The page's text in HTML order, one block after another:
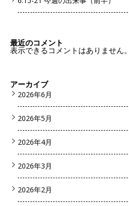
最近のコメント
表示できるコメントはありません。
アーカイブ
2026年6月
2026年5月
2026年4月
2026年3月
2026年2月